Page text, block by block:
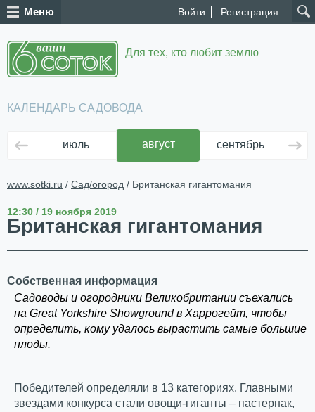
Войти Регистрация
Меню
Для тех, кто любит землю
КАЛЕНДАРЬ САДОВОДА
июль август сентябрь
www.sotki.ru / Сад/огород / Британская гигантомания
12:30 / 19 ноября 2019
Британская гигантомания
Собственная информация
Садоводы и огородники Великобритании съехались
на Great Yorkshire Showground в Харрогейт, чтобы
определить, кому удалось вырастить самые большие
плоды.
Победителей определяли в 13 категориях. Главными
звездами конкурса стали овощи-гиганты – пастернак,